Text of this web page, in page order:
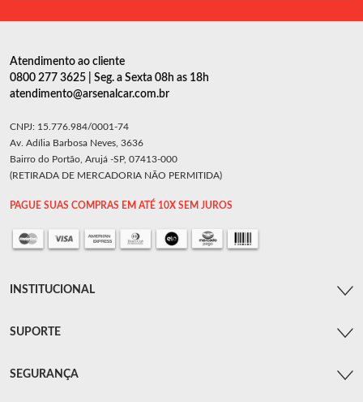
Atendimento ao cliente
0800 277 3625 | Seg. a Sexta 08h as 18h
atendimento@arsenalcar.com.br
CNPJ: 15.776.984/0001-74
Av. Adília Barbosa Neves, 3636
Bairro do Portão, Arujá -SP, 07413-000
(RETIRADA DE MERCADORIA NÃO PERMITIDA)
PAGUE SUAS COMPRAS EM ATÉ 10X SEM JUROS
INSTITUCIONAL
SUPORTE
SEGURANÇA